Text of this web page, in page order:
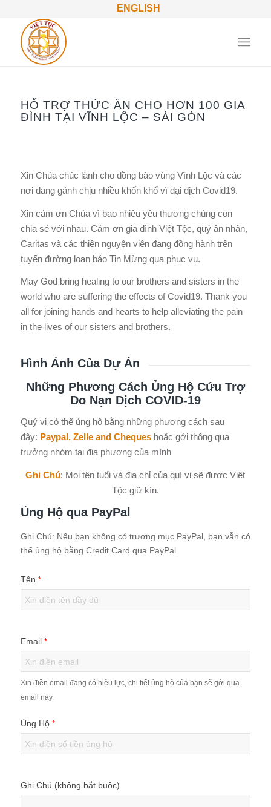
ENGLISH
HỖ TRỢ THỨC ĂN CHO HƠN 100 GIA
ĐÌNH TẠI VĨNH LỘC – SÀI GÒN
Xin Chúa chúc lành cho đồng bào vùng Vĩnh Lộc và các
nơi đang gánh chịu nhiều khốn khổ vì đại dịch Covid19.
Xin cám ơn Chúa vì bao nhiêu yêu thương chúng con
chia sẻ với nhau. Cám ơn gia đình Việt Tộc, quý ân nhân,
Caritas và các thiện nguyện viên đang đồng hành trên
tuyến đường loan báo Tin Mừng qua phục vụ.
May God bring healing to our brothers and sisters in the
world who are suffering the effects of Covid19. Thank you
all for joining hands and hearts to help alleviating the pain
in the lives of our sisters and brothers.
Hình Ảnh Của Dự Án
Những Phương Cách Ủng Hộ Cứu Trợ
Do Nạn Dịch COVID-19
Quý vị có thể ủng hộ bằng những phương cách sau
đây: Paypal, Zelle and Chequeshoặc gởi thông qua
trưởng nhóm tại địa phương của mình
Ghi Chú: Mọi tên tuổi và địa chỉ của quí vị sẽ được Việt
Tộc giữ kín.
Ủng Hộ qua PayPal
Trợ
Biệt
COVID-
19
Ghi Chú: Nếu bạn không có trương mục PayPal, bạn vẫn có
thể ủng hộ bằng Credit Card qua PayPal
Tên *
Email *
Xin điền email đang có hiệu lực, chi tiết ủng hộ của bạn sẽ gởi qua
email này.
Ủng Hộ *
Ghi Chú (không bắt buộc)